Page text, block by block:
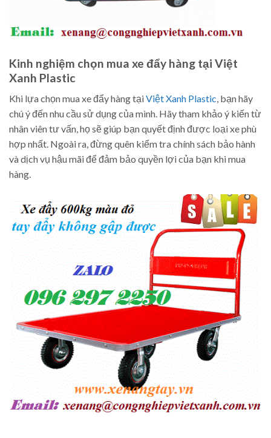
Kinh nghiệm chọn mua xe đẩy hàng tại Việt
Xanh Plastic
Khi lựa chọn mua xe đẩy hàng tạiViệt Xanh Plastic, bạn hãy
chú ý đến nhu cầu sử dụng của mình. Hãy tham khảo ý kiến từ
nhân viên tư vấn, họ sẽ giúp bạn quyết định được loại xe phù
hợp nhất. Ngoài ra, đừng quên kiểm tra chính sách bảo hành
và dịch vụ hậu mãi để đảm bảo quyền lợi của bạn khi mua
hàng.